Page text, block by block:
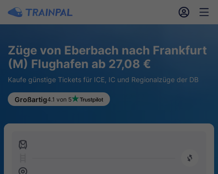
󱎓 󱒨
Züge von Eberbach nach Frankfurt
(M) Flughafen ab 27,08 €
Kaufe günstige Tickets für ICE, IC und Regionalzüge der DB
Großartig4.1 von 5
󱍉
󰿠
󱒣